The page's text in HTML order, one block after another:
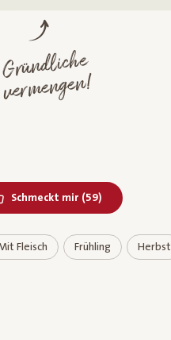
Gründliche
ver
mengen!
Schmeckt mir Bereits geliked
(59)
Fleisch Frühling Herbst